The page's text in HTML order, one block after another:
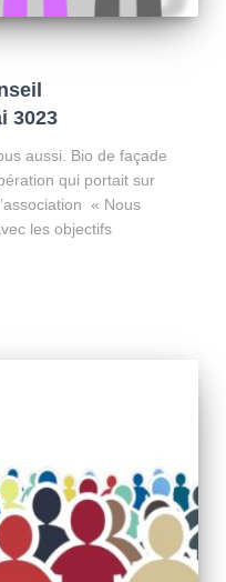
3023
aussi. Bio de façade
qui portait sur
« Nous
les objectifs